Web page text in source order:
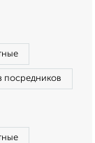
посредников